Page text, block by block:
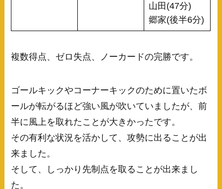
山田(47分)
郷家(後半6分)
複数得点、ゼロ失点、ノーカードの完勝です。
ゴールキックやコーナーキックのために置いたボ
ールが転がるほど強い風が吹いていましたが、前
半に風上を取れたことが大きかったです。
その有利な状況を活かして、攻勢に出ることが出
来ました。
そして、しっかり先制点を取ることが出来まし
た。